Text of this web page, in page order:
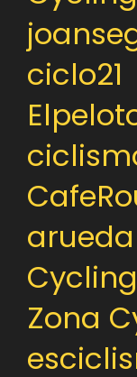
ciclo21
arueda
Zona